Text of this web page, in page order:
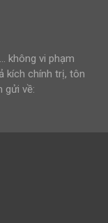
không vi phạm
kích chính trị, tôn
gửi về: